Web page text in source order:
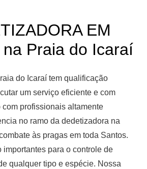
EM
na Praia do Icaraí
do Icaraí tem qualificação
um serviço eficiente e com
profissionais altamente
no ramo da dedetizadora na
às pragas em toda Santos.
importantes para o controle de
qualquer tipo e espécie. Nossa